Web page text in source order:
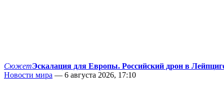
СюжетЭскалация для Европы. Российский дрон в
Новости мира — 6 августа 2026, 17:10